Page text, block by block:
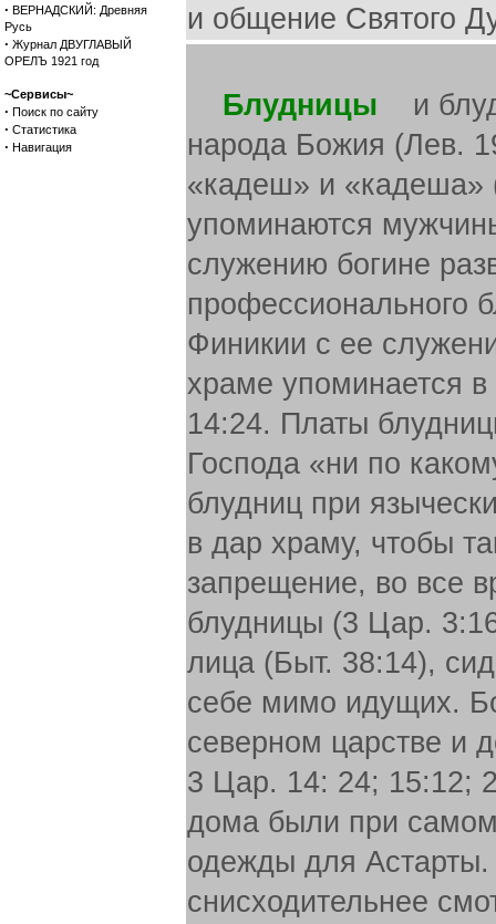
· ВЕРНАДСКИЙ: Древняя
Русь
· Журнал ДВУГЛАВЫЙ
ОРЕЛЪ 1921 год
~Сервисы~
· Поиск по сайту
· Статистика
· Навигация
и общение Святого
Блудницы и
народа Божия (Лев.
«кадеш» и «кадеша»
упоминаются
служению богине
профессионального
Финикии с ее
храме упоминается
14:24. Платы
Господа «ни по
блудниц при
в дар храму, чтобы
запрещение, во все
блудницы (3 Цар.
лица (Быт. 38:14),
себе мимо идущих.
северном царстве и
3 Цар. 14: 24; 15:12;
дома были при
одежды для
снисходительнее